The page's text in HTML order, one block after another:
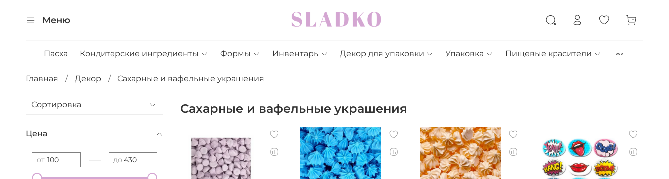
Меню
Пасха Кондитерские ингредиенты Формы Инвентарь Декор для упаковки Упаковка Пищевые красители
Главная Декор Сахарные и вафельные украшения
Сахарные и вафельные украшения
Цена
от до